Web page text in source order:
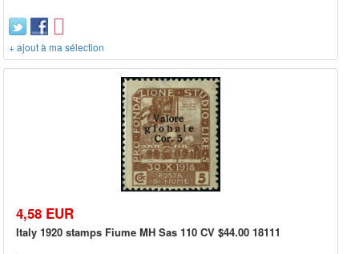
+ ajout à ma sélection
4,58 EUR
Italy 1920 stamps Fiume MH Sas 110 CV $44.00 18111